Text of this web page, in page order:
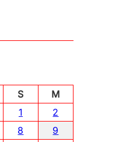
S
M
1
2
8
9